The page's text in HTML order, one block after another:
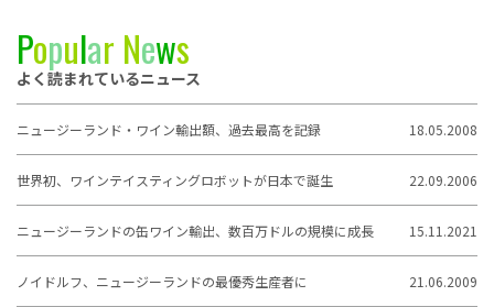
Popular News
よく読まれているニュース
ニュージーランド・ワイン輸出額、過去最高を記録 18.05.2008
世界初、ワインテイスティングロボットが日本で誕生 22.09.2006
ニュージーランドの缶ワイン輸出、数百万ドルの規模に成長 15.11.2021
ノイドルフ、ニュージーランドの最優秀生産者に 21.06.2009